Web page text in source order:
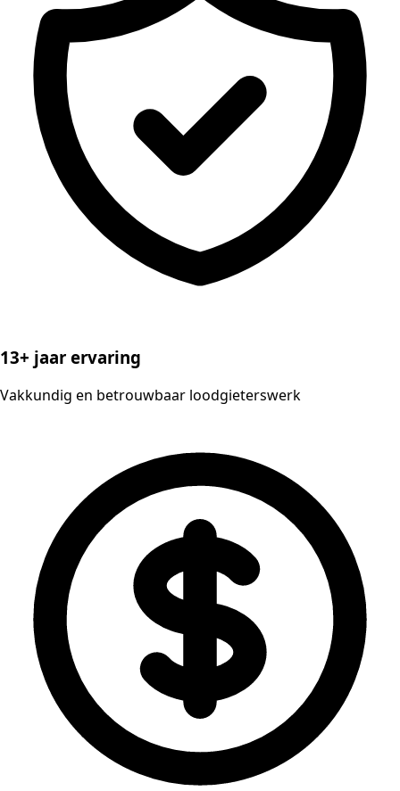
13+ jaar ervaring
Vakkundig en betrouwbaar loodgieterswerk